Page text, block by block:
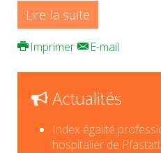
Lire la suite
Imprimer E-mail
Actualités
Index égalité
hospitalier de